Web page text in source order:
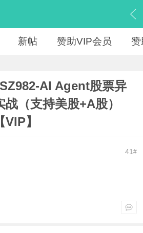
程新版』 › 内容
新帖 赞助VIP会员 赞
AI Agent股票异
（支持美股+A股）
】
41#